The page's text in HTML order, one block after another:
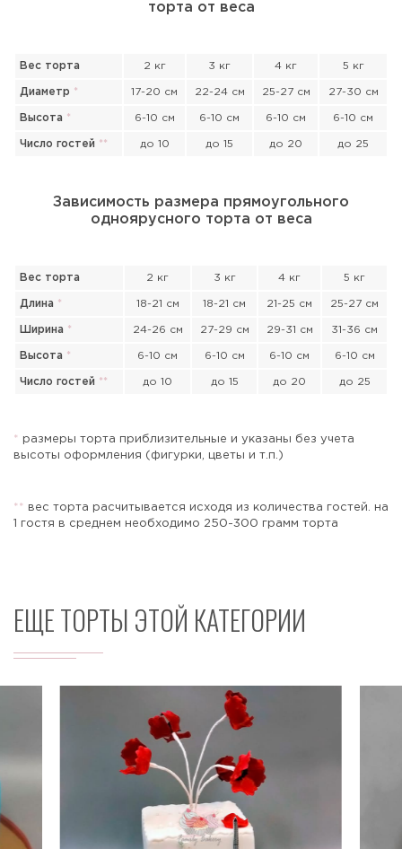
торта от веса
Вес торта 2 кг 3 кг 4 кг 5 кг
Диаметр * 17-20 см 22-24 см 25-27 см 27-30 см
Высота * 6-10 см 6-10 см 6-10 см 6-10 см
Число гостей ** до 10 до 15 до 20 до 25
Зависимость размера прямоугольного
одноярусного торта от веса
Вес торта 2 кг 3 кг 4 кг 5 кг
Длина * 18-21 см 18-21 см 21-25 см 25-27 см
Ширина * 24-26 см 27-29 см 29-31 см 31-36 см
Высота * 6-10 см 6-10 см 6-10 см 6-10 см
Число гостей ** до 10 до 15 до 20 до 25
*
размеры торта приблизительные и указаны без учета
высоты оформления (фигурки, цветы и т.п.)
* *
вес торта расчитывается исходя из количества гостей. на
1 гостя в среднем необходимо 250-300 грамм торта
ЕЩЕ ТОРТЫ ЭТОЙ КАТЕГОРИИ